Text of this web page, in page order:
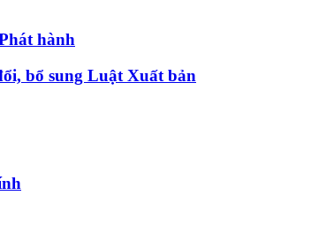
hành
bổ sung Luật Xuất bản